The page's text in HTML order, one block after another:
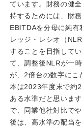
ています。財務の健
持するためには、財
EBITDAを分母に純
レッジ・レシオ（
することを目指して
て、調整後NLRが一
が、2倍台の数字にこ
本は2023年度末で約
ある水準だと思いま
で、同業他社対比で
後は、高水準の配当